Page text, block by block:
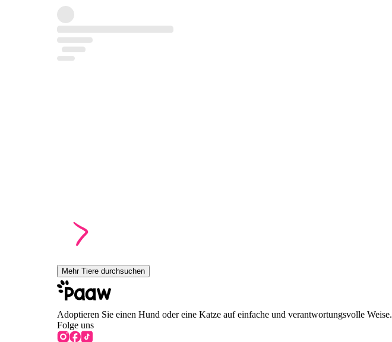
Mehr Tiere durchsuchen
Adoptieren Sie einen Hund oder eine Katze auf einfache und verantwortungsvolle Weise.
Folge uns